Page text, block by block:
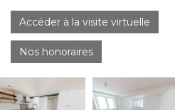
Accéder à la visite virtuelle
Nos honoraires